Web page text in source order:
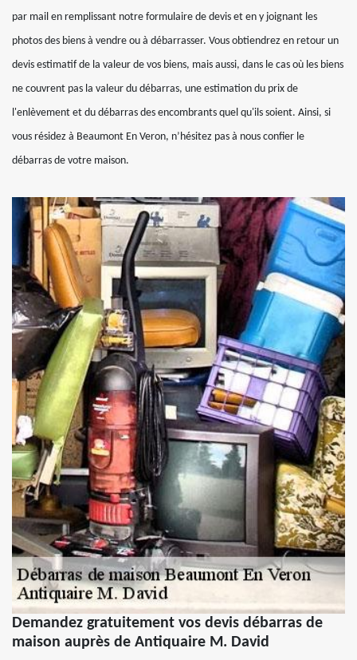
par mail en remplissant notre formulaire de devis et en y joignant les
photos des biens à vendre ou à débarrasser. Vous obtiendrez en retour un
devis estimatif de la valeur de vos biens, mais aussi, dans le cas où les biens
ne couvrent pas la valeur du débarras, une estimation du prix de
l'enlèvement et du débarras des encombrants quel qu'ils soient. Ainsi, si
vous résidez à Beaumont En Veron, n’hésitez pas à nous confier le
débarras de votre maison.
Demandez gratuitement vos devis débarras de
maison auprès de Antiquaire M. David